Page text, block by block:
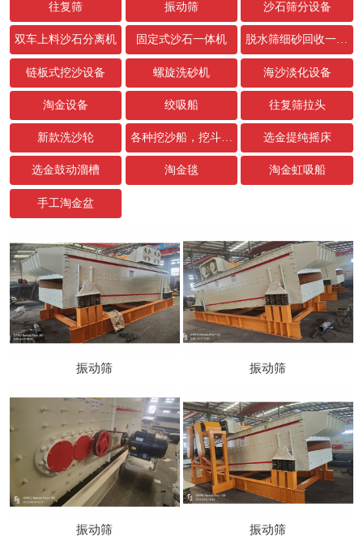
往复筛 振动筛 沙石筛分设备
双车上料沙石分离机 固定式沙石一体机 脱水筛细砂回收一体机
链板式挖沙设备 螺旋洗砂机 海沙淡化设备
淘金设备 绞吸船 往复筛拉头
新款洗沙轮 各种挖沙船，挖斗，链条配件 选金提纯摇床
选金鼓动溜槽 淘金毯 淘金虹吸船
手工淘金盆
振动筛 振动筛
振动筛 振动筛